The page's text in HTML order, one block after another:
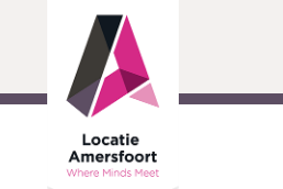
Ga door naar inhoud